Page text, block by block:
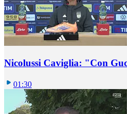
Nicolussi Caviglia: "Con
01:30